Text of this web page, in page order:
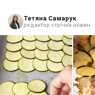
Тетяна Самарук
редактор стрічки новин